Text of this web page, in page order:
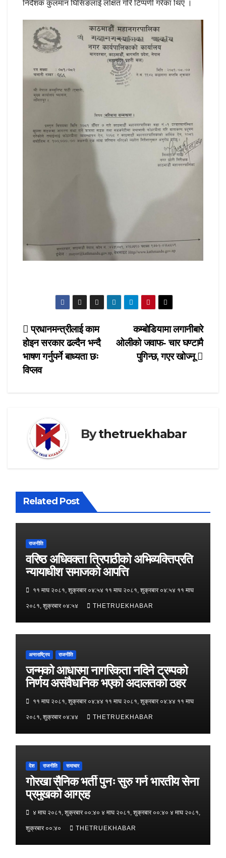
निर्देशक कुलमान घिसिङलाई लक्षित गरि टिप्पणी गरेका थिए ।
Post
navigation
कम्बोडियामा लगानीबारे
ओलीको जवाफ- चार घण्टामै
पुगिन्छ, गएर खोज्नू
प्रधानमन्त्रीलाई काम
होइन सरकार ढल्दैन भन्दै
भाषण गर्नुपर्ने बाध्यता छः
विप्लव
Bythetruekhabar
Related Post
राजनीति
वरिष्ठ अधिवक्ता त्रिपाठीको अभिव्यक्तिप्रति
न्यायाधीश समाजको आपत्ति
११ माघ २०८१, शुक्रबार ०४:५४ ११ माघ २०८१, शुक्रबार ०४:५४ ११ माघ
२०८१, शुक्रबार ०४:५४ THETRUEKHABAR
अन्तराष्ट्रिय राजनीति
जन्मको आधारमा नागरिकता नदिने ट्रम्पको
निर्णय असंवैधानिक भएको अदालतको ठहर
११ माघ २०८१, शुक्रबार ०४:४४ ११ माघ २०८१, शुक्रबार ०४:४४ ११ माघ
२०८१, शुक्रबार ०४:४४ THETRUEKHABAR
देश राजनीति समाचार
गोरखा सैनिक भर्ती पुनः सुरु गर्न भारतीय सेना
प्रमुखको आग्रह
४ माघ २०८१, शुक्रबार ००:४० ४ माघ २०८१, शुक्रबार ००:४० ४ माघ २०८१,
शुक्रबार ००:४० THETRUEKHABAR